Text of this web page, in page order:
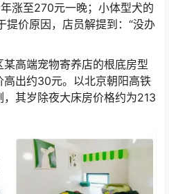
涨至270元一晚；小体型犬的
提价原因，店员解提到：“没办
高端宠物寄养店的根底房型
出约30元。以北京朝阳高铁
其岁除夜大床房价格约为213